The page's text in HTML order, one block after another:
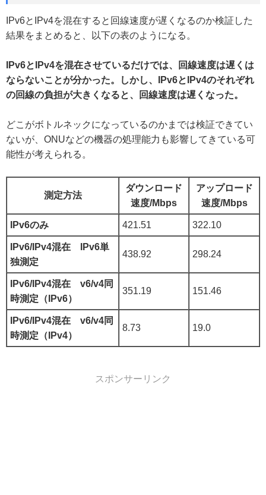
IPv6とIPv4を混在すると回線速度が遅くなるのか検証した
結果をまとめると、以下の表のようになる。
IPv6とIPv4を混在させているだけでは、回線速度は遅くは
ならないことが分かった。しかし、IPv6とIPv4のそれぞれ
の回線の負担が大きくなると、回線速度は遅くなった。
どこがボトルネックになっているのかまでは検証できてい
ないが、ONUなどの機器の処理能力も影響してきている可
能性が考えられる。
測定方法
ダウンロード
速度/Mbps
アップロード
速度/Mbps
IPv6のみ 421.51 322.10
IPv6/IPv4混在 IPv6単
独測定
438.92 298.24
IPv6/IPv4混在 v6/v4同
時測定（IPv6）
351.19 151.46
IPv6/IPv4混在 v6/v4同
時測定（IPv4）
8.73 19.0
スポンサーリンク